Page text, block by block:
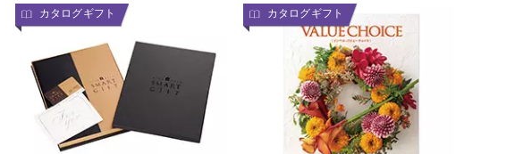
カタログギフト カタログギフト